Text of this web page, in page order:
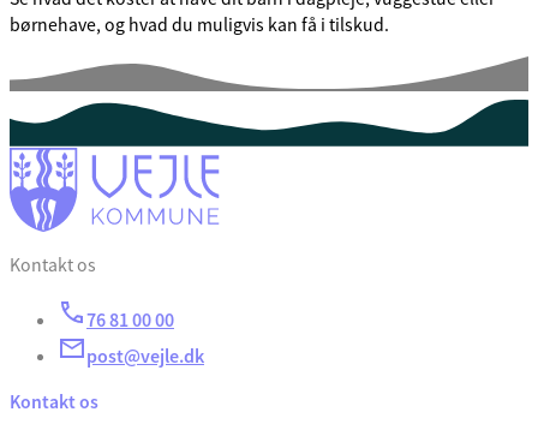
børnehave, og hvad du muligvis kan få i tilskud.
Kontakt os
76 81 00 00
post@vejle.dk
Kontakt os